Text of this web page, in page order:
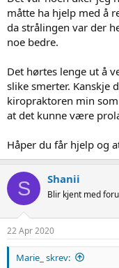
måtte ha hjelp med å
da strålingen var der
noe bedre.
Det hørtes lenge ut å
slike smerter. Kanskje
kiropraktoren min
at det kunne være
Håper du får hjelp og
S Shanii
Blir kjent med
22 Apr 2020
Marie_ skrev: